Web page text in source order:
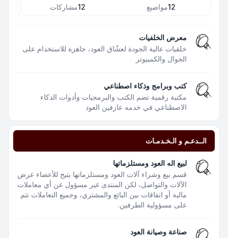
12مواضيع 12مشاركات
معرض الخلفيات
خلفيات عالية الجودة لعشّاق العود، جاهزة للاستخدام على
الجوال والكمبيوتر
كتب وبرامج وذكاء اصطناعي
مكتبة رقمية تضم الكتب والبرمجيات وأدوات الذكاء
الاصطناعي في خدمه عازفين العود
الــدعـم و الـخـدمـات
لبيع اله العود ومستلزماتها
قسم بيع وشراء آلات العود ومستلزماتها يتيح للأعضاء عرض
الآلات والتواصل، لكن المنتدى غير مسؤول عن أي معاملات
مالية أو اتفاقات بين البائع والمشتري، وجميع التعاملات تتم
على مسؤولية الطرفين.
صناعة وصيانة العود